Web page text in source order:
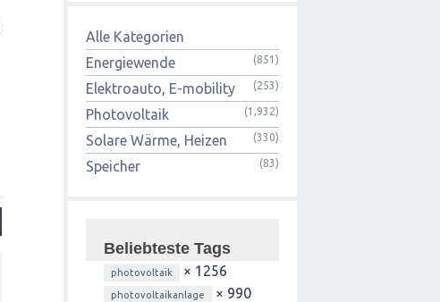
Alle Kategorien
Energiewende
(851)
Elektroauto, E-mobility (253)
Photovoltaik (1,932)
Solare Wärme, Heizen (330)
Speicher (83)
Beliebteste Tags
photovoltaik × 1256
photovoltaikanlage × 990